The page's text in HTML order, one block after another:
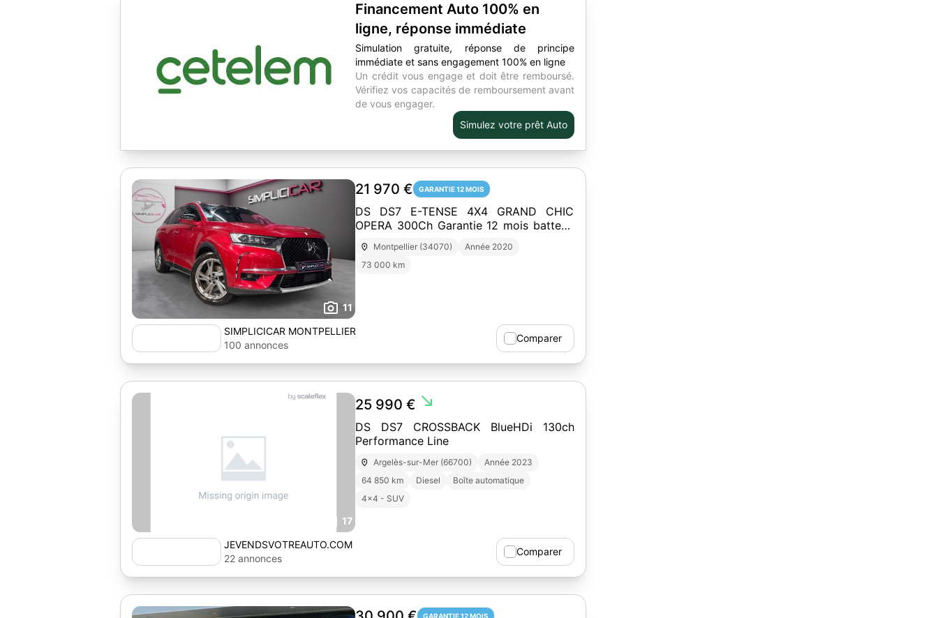
Financement Auto 100% en
ligne, réponse immédiate
Simulation gratuite, réponse de principe
immédiate et sans engagement 100% en ligne
Un crédit vous engage et doit être remboursé.
Vérifiez vos capacités de remboursement avant
de vous engager.
Simulez votre prêt Auto
11
21 970 € GARANTIE 12 MOIS
DS DS7 E-TENSE 4X4 GRAND CHIC
OPERA 300Ch Garantie 12 mois batterie
hybride neuve et garantie DS
Montpellier (34070)
Année 2020
73 000 km
SIMPLICICAR MONTPELLIER
100 annonces
Comparer
17
25 990 € south_east
DS DS7 CROSSBACK BlueHDi 130ch
Performance Line
Argelès-sur-Mer (66700)
Année 2023
64 850 km
Diesel
Boîte automatique
4x4 - SUV
JEVENDSVOTREAUTO.COM
22 annonces
Comparer
GARANTIE 12 MOIS